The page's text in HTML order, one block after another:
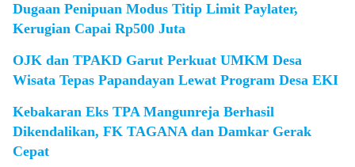
Dugaan Penipuan Modus Titip Limit Paylater,
Kerugian Capai Rp500 Juta
OJK dan TPAKD Garut Perkuat UMKM Desa
Wisata Tepas Papandayan Lewat Program Desa EKI
Kebakaran Eks TPA Mangunreja Berhasil
Dikendalikan, FK TAGANA dan Damkar Gerak
Cepat